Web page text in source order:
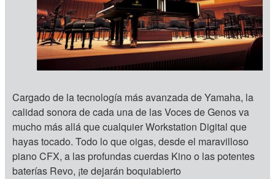
Cargado de la tecnología más avanzada de Yamaha, la
calidad sonora de cada una de las Voces de Genos va
mucho más allá que cualquier Workstation Digital que
hayas tocado. Todo lo que oigas, desde el maravilloso
piano CFX, a las profundas cuerdas Kino o las potentes
baterías Revo, ¡te dejarán boquiabierto